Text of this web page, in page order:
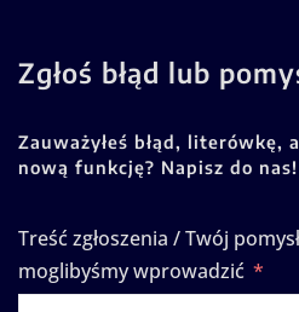
Zgłoś błąd lub
Zauważyłeś błąd, literówkę,
nową funkcję? Napisz do nas!
Treść zgłoszenia / Twój
moglibyśmy wprowadzić